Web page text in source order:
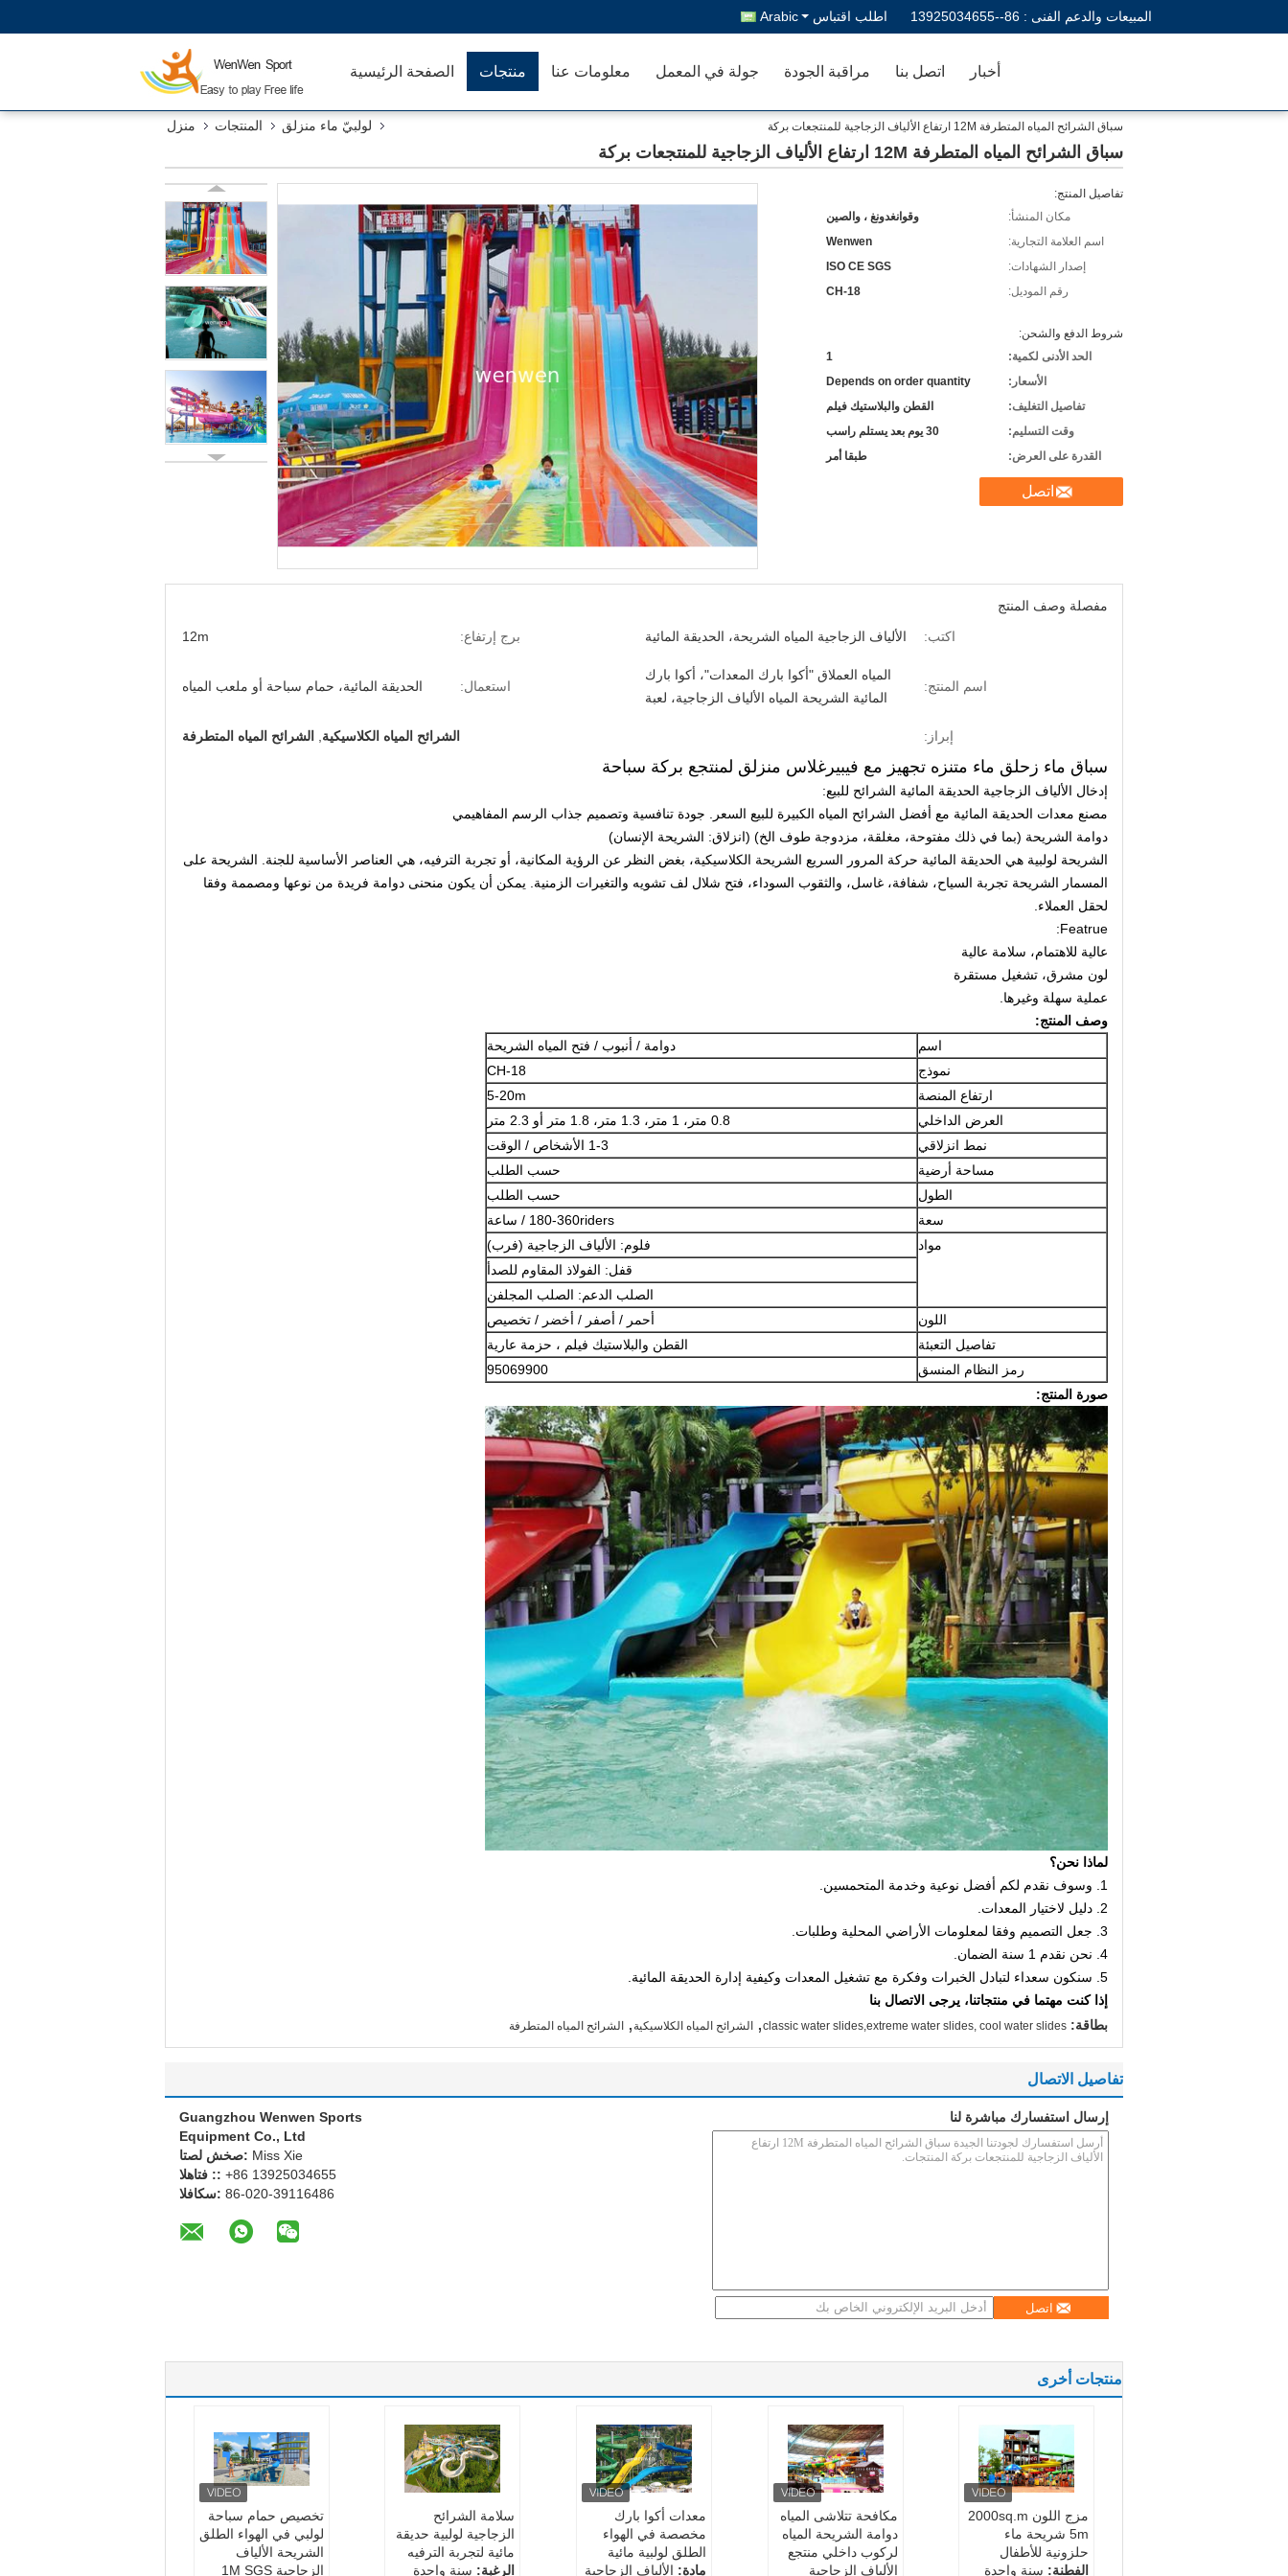
المبيعات والدعم الفنى : 86--13925034655 اطلب اقتباس Arabic
الصفحة الرئيسية منتجات معلومات عنا جولة في المعمل مراقبة الجودة اتصل بنا أخبار
منزل المنتجات لولبيّ ماء منزلق سباق الشرائح المياه المتطرفة 12M ارتفاع الألياف الزجاجية للمنتجعات بركة
سباق الشرائح المياه المتطرفة 12M ارتفاع الألياف الزجاجية للمنتجعات بركة
تفاصيل المنتج:
مكان المنشأ:
وقوانغدونغ ، والصين
اسم العلامة التجارية:
Wenwen
إصدار الشهادات:
ISO CE SGS
رقم الموديل:
CH-18
شروط الدفع والشحن:
الحد الأدنى لكمية:
1
الأسعار:
Depends on order quantity
تفاصيل التغليف:
القطن والبلاستيك فيلم
وقت التسليم:
30 يوم بعد يستلم راسب
القدرة على العرض:
طبقا أمر
اتصل
مفصلة وصف المنتج
اكتب:
الألياف الزجاجية المياه الشريحة، الحديقة المائية برج إرتفاع: 12m
اسم المنتج:
المياه العملاق "أكوا بارك المعدات"، أكوا بارك
المائية الشريحة المياه الألياف الزجاجية، لعبة
استعمال: الحديقة المائية، حمام سباحة أو ملعب المياه
إبراز: الشرائح المياه الكلاسيكية الشرائح المياه المتطرفة
سباق ماء زحلق ماء متنزه تجهيز مع فيبيرغلاس منزلق لمنتجع بركة سباحة
إدخال الألياف الزجاجية الحديقة المائية الشرائح للبيع:
مصنع معدات الحديقة المائية مع أفضل الشرائح المياه الكبيرة للبيع السعر.
جودة تنافسية وتصميم جذاب الرسم المفاهيمي
دوامة الشريحة (بما في ذلك مفتوحة، مغلقة، مزدوجة طوف الخ) (انزلاق: الشريحة الإنسان)
الشريحة لولبية هي الحديقة المائية حركة المرور السريع الشريحة الكلاسيكية، بغض النظر عن الرؤية المكانية، أو تجربة الترفيه، هي العناصر الأساسية للجنة.
الشريحة على
المسمار الشريحة تجربة السياح، شفافة، غاسل، والثقوب السوداء، فتح شلال لف تشويه والتغيرات الزمنية.
يمكن أن يكون منحنى دوامة فريدة من نوعها ومصممة وفقا
لحقل العملاء.
Featrue:
عالية للاهتمام، سلامة عالية
لون مشرق، تشغيل مستقرة
عملية سهلة وغيرها.
وصف المنتج:
اسم
دوامة / أنبوب / فتح المياه الشريحة
نموذج
CH-18
ارتفاع المنصة
5-20m
العرض الداخلي
0.8 متر، 1 متر، 1.3 متر، 1.8 متر أو 2.3 متر
نمط انزلاقي
1-3 الأشخاص / الوقت
مساحة أرضية
حسب الطلب
الطول
حسب الطلب
سعة
180-360riders / ساعة
مواد
فلوم: الألياف الزجاجية (فرب)
قفل: الفولاذ المقاوم للصدأ
الصلب الدعم: الصلب المجلفن
اللون
أحمر / أصفر / أخضر / تخصيص
تفاصيل التعبئة
القطن والبلاستيك فيلم ، حزمة عارية
رمز النظام المنسق
95069900
صورة المنتج:
لماذا نحن؟
1. وسوف نقدم لكم أفضل نوعية وخدمة المتحمسين.
2. دليل لاختيار المعدات.
3. جعل التصميم وفقا لمعلومات الأراضي المحلية وطلبات.
4. نحن نقدم 1 سنة الضمان.
5. سنكون سعداء لتبادل الخبرات وفكرة مع تشغيل المعدات وكيفية إدارة الحديقة المائية.
إذا كنت مهتما في منتجاتنا، يرجى الاتصال بنا
بطاقة: classic water slides,extreme water slides, cool water slides الشرائح المياه الكلاسيكية الشرائح المياه المتطرفة
تفاصيل الاتصال
Guangzhou Wenwen Sports
Equipment Co., Ltd
اتصل شخص: Miss Xie
الهاتف :: +86 13925034655
الفاكس: 86-020-39116486
إرسال استفسارك مباشرة لنا
اتصل
منتجات أخرى
تخصيص حمام سباحة
لولبي في الهواء الطلق
الشريحة الألياف
الزجاجية 1M SGS
سلامة الشرائح
الزجاجية لولبية حديقة
مائية لتجربة الترفيه
الرغبة: سنة واحدة
معدات أكوا بارك
مخصصة في الهواء
الطلق لولبية مائية
مادة: الألياف الزجاجية
مكافحة تتلاشى المياه
دوامة الشريحة المياه
لركوب داخلي منتجع
الألياف الزجاجية
مزج اللون 2000sq.m
5m شريحة ماء
حلزونية للأطفال
الفطنة: سنة واحدة